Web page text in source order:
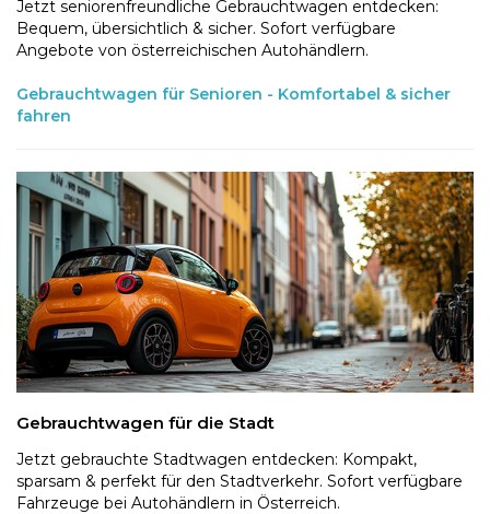
Jetzt seniorenfreundliche Gebrauchtwagen entdecken:
Bequem, übersichtlich & sicher. Sofort verfügbare
Angebote von österreichischen Autohändlern.
Gebrauchtwagen für Senioren - Komfortabel & sicher
fahren
Gebrauchtwagen für die Stadt
Jetzt gebrauchte Stadtwagen entdecken: Kompakt,
sparsam & perfekt für den Stadtverkehr. Sofort verfügbare
Fahrzeuge bei Autohändlern in Österreich.